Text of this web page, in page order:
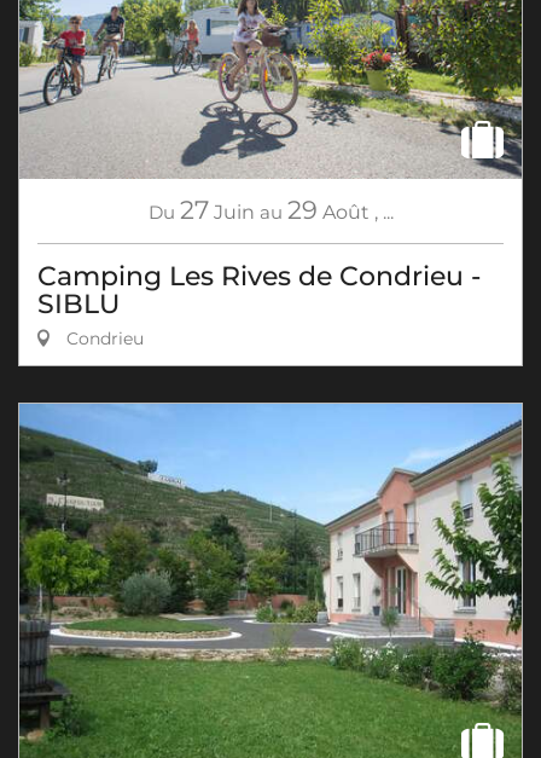
Du 27 Juin au 29 Août , ...
Camping Les Rives de Condrieu -
SIBLU
Condrieu